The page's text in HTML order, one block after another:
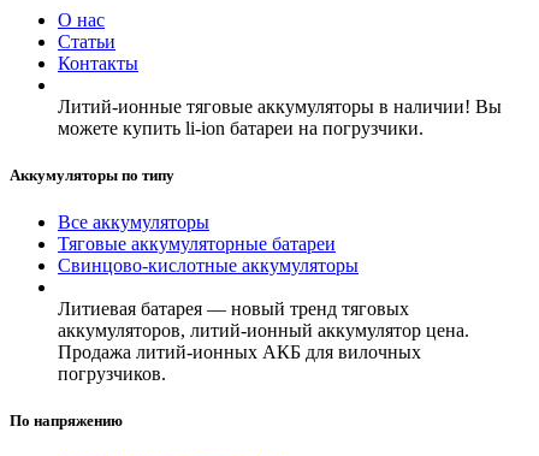
О нас
Статьи
Контакты
Литий-ионные тяговые аккумуляторы в наличии! Вы
можете купить li-ion батареи на погрузчики.
Аккумуляторы по типу
Все аккумуляторы
Тяговые аккумуляторные батареи
Свинцово-кислотные аккумуляторы
Литиевая батарея — новый тренд тяговых
аккумуляторов, литий-ионный аккумулятор цена.
Продажа литий-ионных АКБ для вилочных
погрузчиков.
По напряжению